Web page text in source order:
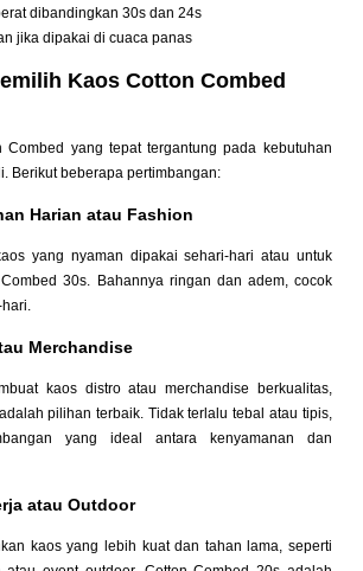
dibandingkan 30s dan 24s
jika dipakai di cuaca panas
Kaos Cotton Combed
Combed yang tepat tergantung pada kebutuhan
Berikut beberapa pertimbangan:
Harian atau Fashion
yang nyaman dipakai sehari-hari atau untuk
30s. Bahannya ringan dan adem, cocok
Merchandise
kaos distro atau merchandise berkualitas,
pilihan terbaik. Tidak terlalu tebal atau tipis,
yang ideal antara kenyamanan dan
atau Outdoor
kaos yang lebih kuat dan tahan lama, seperti